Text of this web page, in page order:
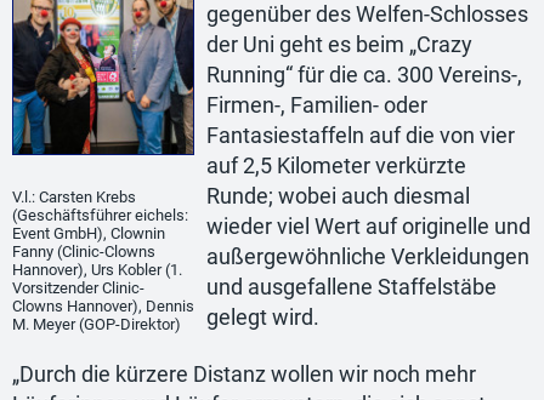
V.l.: Carsten Krebs
(Geschäftsführer eichels:
Event GmbH), Clownin
Fanny (Clinic-Clowns
Hannover), Urs Kobler (1.
Vorsitzender Clinic-
Clowns Hannover), Dennis
M. Meyer (GOP-Direktor)
gegenüber des Welfen-Schlosses
der Uni geht es beim „Crazy
Running“ für die ca. 300 Vereins-,
Firmen-, Familien- oder
Fantasiestaffeln auf die von vier
auf 2,5 Kilometer verkürzte
Runde; wobei auch diesmal
wieder viel Wert auf originelle und
außergewöhnliche Verkleidungen
und ausgefallene Staffelstäbe
gelegt wird.
„Durch die kürzere Distanz wollen wir noch mehr